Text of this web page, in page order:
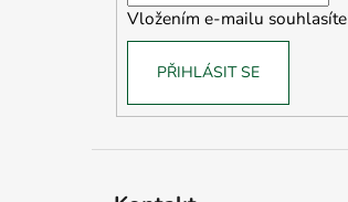
Vložením e-mailu
PŘIHLÁSIT SE